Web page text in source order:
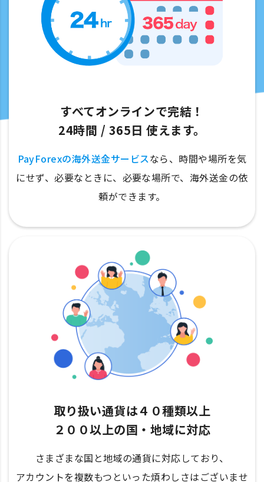
すべてオンラインで完結！
24時間 / 365⽇ 使えます。
PayForexの海外送金サービスなら、時間や場所を気
にせず、必要なときに、必要な場所で、海外送金の依
頼ができます。
取り扱い通貨は４０種類以上
２００以上の国・地域に対応
さまざまな国と地域の通貨に対応しており、
アカウントを複数もつといった煩わしさはございませ